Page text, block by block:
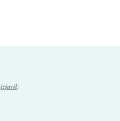
izjavil: